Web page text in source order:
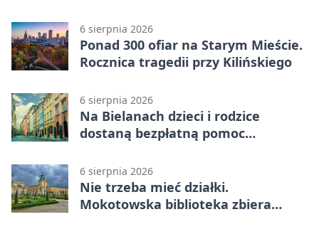
6 sierpnia 2026
Ponad 300 ofiar na Starym Mieście.
Rocznica tragedii przy Kilińskiego
6 sierpnia 2026
Na Bielanach dzieci i rodzice
dostaną bezpłatną pomoc
6 sierpnia 2026
Nie trzeba mieć działki.
Mokotowska biblioteka zbiera